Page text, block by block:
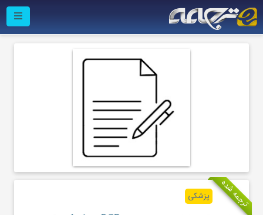
ترجمه شده پزشکی